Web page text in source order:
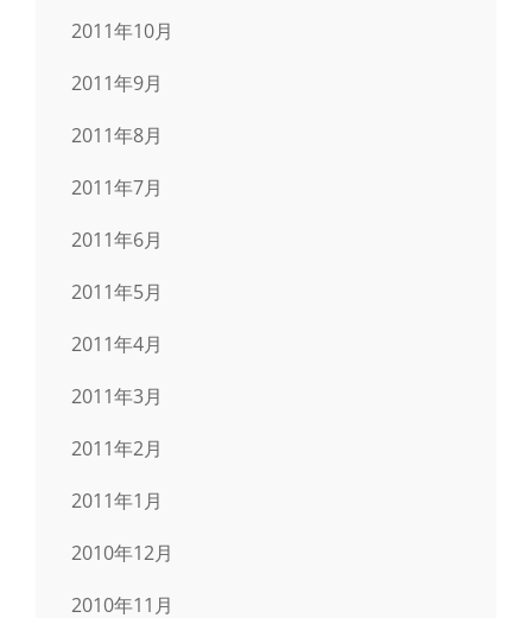
2011年10月
2011年9月
2011年8月
2011年7月
2011年6月
2011年5月
2011年4月
2011年3月
2011年2月
2011年1月
2010年12月
2010年11月